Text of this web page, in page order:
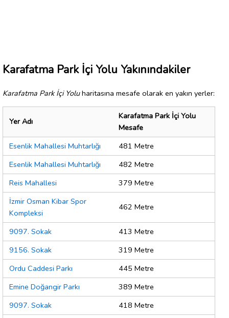
Karafatma Park İçi Yolu Yakınındakiler
Karafatma Park İçi Yoluharitasına mesafe olarak en yakın yerler:
Yer Adı
Karafatma Park İçi Yolu
Mesafe
Esenlik Mahallesi Muhtarlığı
481 Metre
Esenlik Mahallesi Muhtarlığı
482 Metre
Reis Mahallesi
379 Metre
İzmir Osman Kibar Spor
Kompleksi
462 Metre
9097. Sokak
413 Metre
9156. Sokak
319 Metre
Ordu Caddesi Parkı
445 Metre
Emine Doğangir Parkı
389 Metre
9097. Sokak
418 Metre